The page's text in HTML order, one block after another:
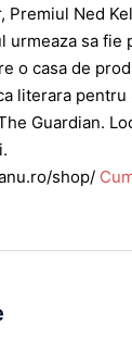
Premiul Ned
urmeaza sa fie
o casa de
literara pentru
Guardian.
shop/